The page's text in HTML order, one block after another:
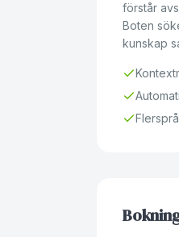
förstår
Boten
kunskap